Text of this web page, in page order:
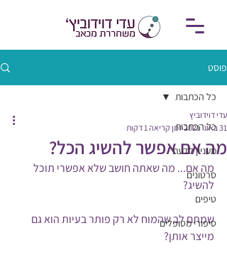
פוסט
כל הכתבות
מעניין לדעת
סרטונים
טיפים
סיפורי מטופלים
כל הכתבות
מה אם אפשר להשיג הכל?
עדי דוידוביץ
31 באוג׳ 2021
זמן קריאה 1 דקות
מה אם... מה שאתה חושב שלא אפשרי תוכל
להשיג?
שמתם לב שהמוח לא רק פותר בעיות הוא גם
מייצר אותן?